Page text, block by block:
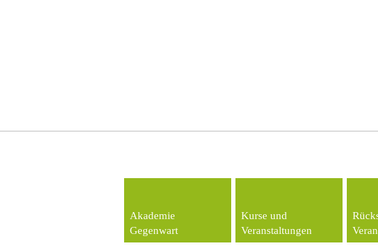
Akademie
Gegenwart
Kurse und
Veranstaltungen